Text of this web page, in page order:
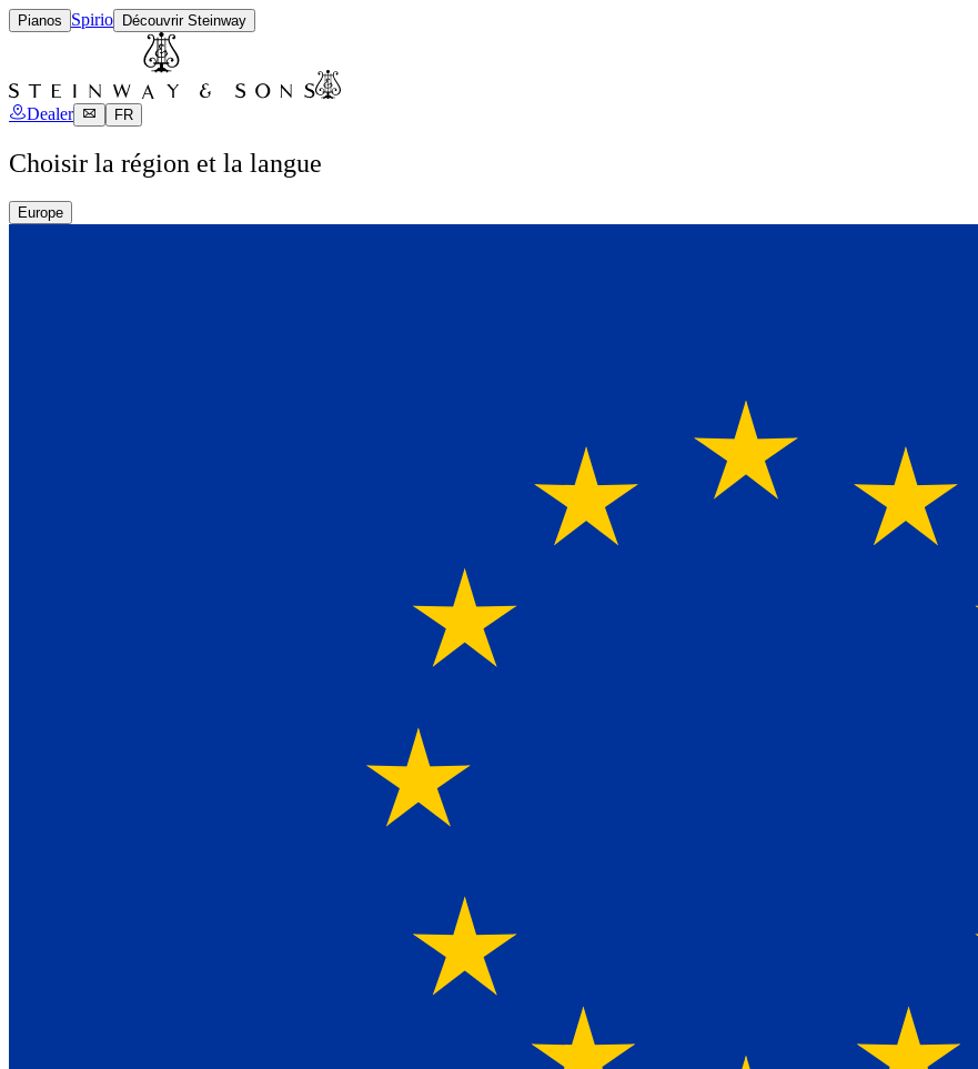
Pianos Spirio Découvrir Steinway
Dealer FR
Choisir la région et la langue
Europe